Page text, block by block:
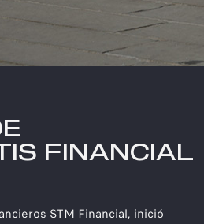
FINANCIAL
STM Financial, inició